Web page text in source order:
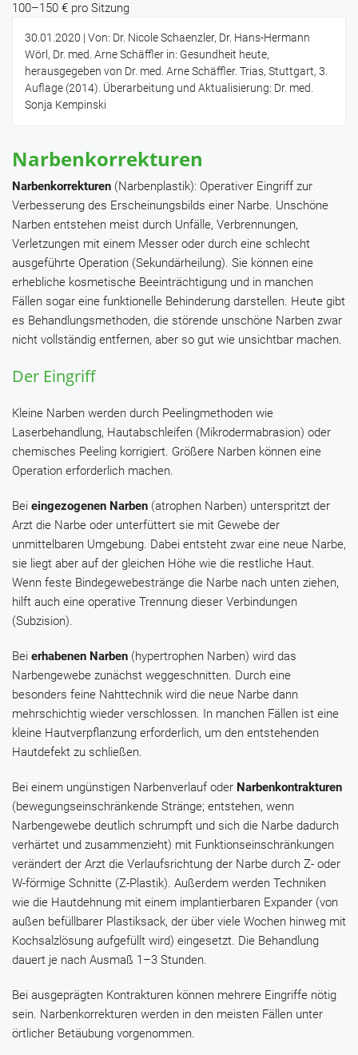
100–150 € pro Sitzung
30.01.2020 | Von: Dr. Nicole Schaenzler, Dr. Hans-Hermann
Wörl, Dr. med. Arne Schäffler in: Gesundheit heute,
herausgegeben von Dr. med. Arne Schäffler. Trias, Stuttgart, 3.
Auflage (2014). Überarbeitung und Aktualisierung: Dr. med.
Sonja Kempinski
Narbenkorrekturen
Narbenkorrekturen (Narbenplastik): Operativer Eingriff zur
Verbesserung des Erscheinungsbilds einer Narbe. Unschöne
Narben entstehen meist durch Unfälle, Verbrennungen,
Verletzungen mit einem Messer oder durch eine schlecht
ausgeführte Operation (Sekundärheilung). Sie können eine
erhebliche kosmetische Beeinträchtigung und in manchen
Fällen sogar eine funktionelle Behinderung darstellen. Heute gibt
es Behandlungsmethoden, die störende unschöne Narben zwar
nicht vollständig entfernen, aber so gut wie unsichtbar machen.
Der Eingriff
Kleine Narben werden durch Peelingmethoden wie
Laserbehandlung, Hautabschleifen (Mikrodermabrasion) oder
chemisches Peeling korrigiert. Größere Narben können eine
Operation erforderlich machen.
Bei eingezogenen Narben (atrophen Narben) unterspritzt der
Arzt die Narbe oder unterfüttert sie mit Gewebe der
unmittelbaren Umgebung. Dabei entsteht zwar eine neue Narbe,
sie liegt aber auf der gleichen Höhe wie die restliche Haut.
Wenn feste Bindegewebestränge die Narbe nach unten ziehen,
hilft auch eine operative Trennung dieser Verbindungen
(Subzision).
Bei erhabenen Narben (hypertrophen Narben) wird das
Narbengewebe zunächst weggeschnitten. Durch eine
besonders feine Nahttechnik wird die neue Narbe dann
mehrschichtig wieder verschlossen. In manchen Fällen ist eine
kleine Hautverpflanzung erforderlich, um den entstehenden
Hautdefekt zu schließen.
Bei einem ungünstigen Narbenverlauf oder Narbenkontrakturen
(bewegungseinschränkende Stränge; entstehen, wenn
Narbengewebe deutlich schrumpft und sich die Narbe dadurch
verhärtet und zusammenzieht) mit Funktionseinschränkungen
verändert der Arzt die Verlaufsrichtung der Narbe durch Z- oder
W-förmige Schnitte (Z-Plastik). Außerdem werden Techniken
wie die Hautdehnung mit einem implantierbaren Expander (von
außen befüllbarer Plastiksack, der über viele Wochen hinweg mit
Kochsalzlösung aufgefüllt wird) eingesetzt. Die Behandlung
dauert je nach Ausmaß 1–3 Stunden.
Bei ausgeprägten Kontrakturen können mehrere Eingriffe nötig
sein. Narbenkorrekturen werden in den meisten Fällen unter
örtlicher Betäubung vorgenommen.